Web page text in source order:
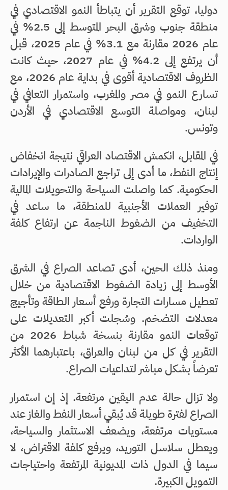
دوليا، توقع التقرير أن يتباطأ النمو الاقتصادي في
منطقة جنوب وشرق البحر المتوسط إلى 2.5% في
عام 2026 مقارنة مع 3.1% في عام 2025، قبل
أن يرتفع إلى 4.2% في عام 2027، حيث كانت
الظروف الاقتصادية أقوى في بداية عام 2026، مع
تسارع النمو في مصر والمغرب، واستمرار التعافي في
لبنان، ومواصلة التوسع الاقتصادي في الأردن
وتونس.
في المقابل، انكمش الاقتصاد العراقي نتيجة انخفاض
إنتاج النفط، ما أدى إلى تراجع الصادرات والإيرادات
الحكومية. كما واصلت السياحة والتحويلات المالية
توفير العملات الأجنبية للمنطقة، ما ساعد في
التخفيف من الضغوط الناجمة عن ارتفاع كلفة
الواردات.
ومنذ ذلك الحين، أدى تصاعد الصراع في الشرق
الأوسط إلى زيادة الضغوط الاقتصادية من خلال
تعطيل مسارات التجارة ورفع أسعار الطاقة وتأجيج
معدلات التضخم. وسُجلت أكبر التعديلات على
توقعات النمو مقارنة بنسخة شباط 2026 من
التقرير في كل من لبنان والعراق، باعتبارهما الأكثر
تعرضاً بشكل مباشر لتداعيات الصراع.
ولا تزال حالة عدم اليقين مرتفعة. إذ إن استمرار
الصراع لفترة طويلة قد يُبقي أسعار النفط والغاز عند
مستويات مرتفعة، ويضعف الاستثمار والسياحة،
ويعطل سلاسل التوريد، ويرفع كلفة الاقتراض، لا
سيما في الدول ذات المديونية المرتفعة واحتياجات
التمويل الكبيرة.